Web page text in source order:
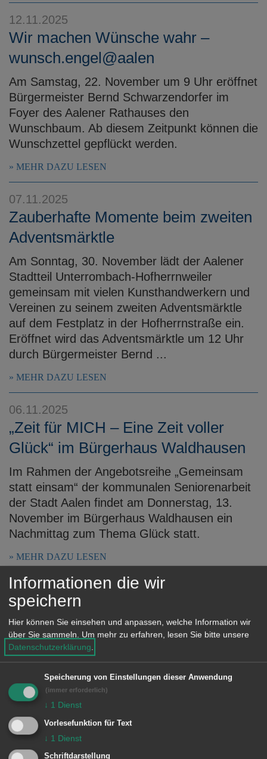
12.11.2025
Wir machen Wünsche wahr –
wunsch.engel@aalen
Am Samstag, 22. November um 9 Uhr eröffnet
Bürgermeister Bernd Schwarzendorfer im
Foyer des Aalener Rathauses den
Wunschbaum. Ab diesem Zeitpunkt können die
Wunschzettel gepflückt werden.
MEHR DAZU LESEN
07.11.2025
Zauberhafte Momente beim zweiten
Adventsmärktle
Am Sonntag, 30. November lädt der Aalener
Stadtteil Unterrombach-Hofherrnweiler
gemeinsam mit vielen Kunsthandwerkern und
Vereinen zu seinem zweiten Adventsmärktle
auf dem Festplatz in der Hofherrnstraße ein.
Eröffnet wird das Adventsmärktle um 12 Uhr
durch Bürgermeister Bernd ...
MEHR DAZU LESEN
06.11.2025
„Zeit für MICH – Eine Zeit voller
Glück“ im Bürgerhaus Waldhausen
Im Rahmen der Angebotsreihe „Gemeinsam
statt einsam“ der kommunalen Seniorenarbeit
der Stadt Aalen findet am Donnerstag, 13.
November im Bürgerhaus Waldhausen ein
Nachmittag zum Thema Glück statt.
MEHR DAZU LESEN
06.11.2025
Veranstaltungsreihe „Nicht
vergessen!“ zum Thema Demenz
Die Veranstaltungsreihe „Nicht vergessen!“ der
Seniorenarbeit der Stadt Aalen informiert,
sensibilisiert und bietet Unterstützung zum
Thema Demenz. Bei der nächsten
14 Uhr in der Stadthalle wird erläutert, warum
gutes Hören das Gehirn ...
Informationen die wir
speichern
Hier können Sie einsehen und anpassen, welche Information wir
über Sie sammeln.
Um mehr zu erfahren, lesen Sie bitte unsere
Datenschutzerklärung
Speicherung von Einstellungen dieser Anwendung
(immer erforderlich)
↓ 1 Dienst
Vorlesefunktion für Text
↓ 1 Dienst
Schriftdarstellung